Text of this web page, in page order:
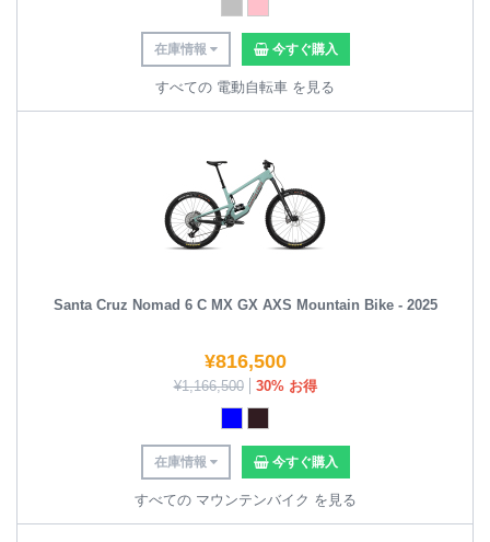
在庫情報 今すぐ購入
すべての 電動自転車 を見る
Santa Cruz Nomad 6 C MX GX AXS Mountain Bike - 2025
¥816,500
¥1,166,500 30% お得
在庫情報 今すぐ購入
すべての マウンテンバイク を見る